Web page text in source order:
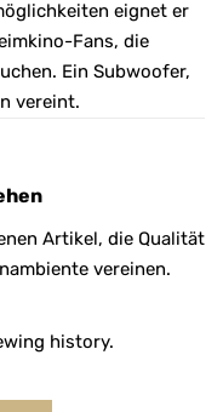
eignet er
Fans, die
Ein Subwoofer,
vereint.
Artikel, die Qualität
vereinen.
history.